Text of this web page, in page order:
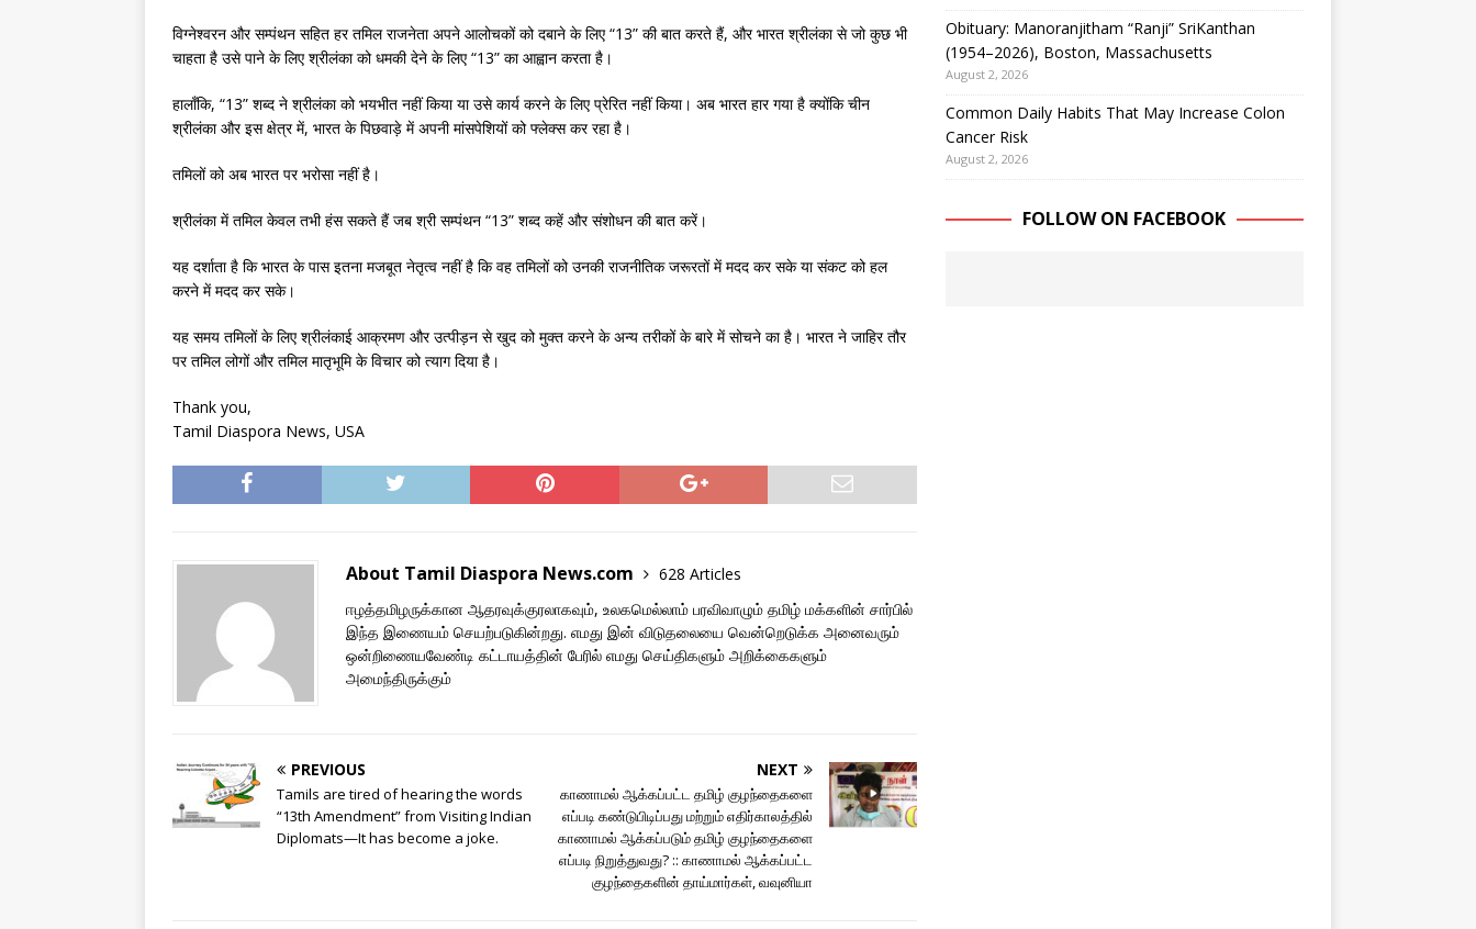
विग्नेश्वरन और सम्पंथन सहित हर तमिल राजनेता अपने आलोचकों को दबाने के लिए “13” की बात करते हैं, और भारत श्रीलंका से जो कुछ भी
चाहता है उसे पाने के लिए श्रीलंका को धमकी देने के लिए “13” का आह्वान करता है।
हालाँकि, “13” शब्द ने श्रीलंका को भयभीत नहीं किया या उसे कार्य करने के लिए प्रेरित नहीं किया। अब भारत हार गया है क्योंकि चीन
श्रीलंका और इस क्षेत्र में, भारत के पिछवाड़े में अपनी मांसपेशियों को फ्लेक्स कर रहा है।
तमिलों को अब भारत पर भरोसा नहीं है।
श्रीलंका में तमिल केवल तभी हंस सकते हैं जब श्री सम्पंथन “13” शब्द कहें और संशोधन की बात करें।
यह दर्शाता है कि भारत के पास इतना मजबूत नेतृत्व नहीं है कि वह तमिलों को उनकी राजनीतिक जरूरतों में मदद कर सके या संकट को हल
करने में मदद कर सके।
यह समय तमिलों के लिए श्रीलंकाई आक्रमण और उत्पीड़न से खुद को मुक्त करने के अन्य तरीकों के बारे में सोचने का है। भारत ने जाहिर तौर
पर तमिल लोगों और तमिल मातृभूमि के विचार को त्याग दिया है।
Thank you,
Tamil Diaspora News, USA
About Tamil Diaspora News.com
628 Articles
ஈழத்தமிழருக்கான ஆதரவுக்குரலாகவும், உலகமெல்லாம் பரவிவாழும் தமிழ் மக்களின் சார்பில்
இந்த இணையம் செயற்படுகின்றது. எமது இன் விடுதலையை வென்றெடுக்க அனைவரும்
ஒன்றிணையவேண்டி கட்டாயத்தின் பேரில் எமது செய்திகளும் அறிக்கைகளும்
அமைந்திருக்கும்
PREVIOUS
Tamils are tired of hearing the words
“13th Amendment” from Visiting Indian
Diplomats—It has become a joke.
NEXT
காணாமல் ஆக்கப்பட்ட தமிழ் குழந்தைகளை
எப்படி கண்டுபிடிப்பது மற்றும் எதிர்காலத்தில்
காணாமல் ஆக்கப்படும் தமிழ் குழந்தைகளை
எப்படி நிறுத்துவது? :: காணாமல் ஆக்கப்பட்ட
குழந்தைகளின் தாய்மார்கள், வவுனியா
Obituary: Manoranjitham “Ranji” SriKanthan
(1954–2026), Boston, Massachusetts
August 2, 2026
Common Daily Habits That May Increase Colon
Cancer Risk
August 2, 2026
FOLLOW ON FACEBOOK